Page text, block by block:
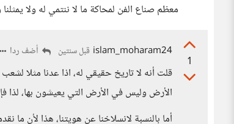
معظم صناع الفن لمحاكة ما لا ننتمي له ولا
1
islam_moharam24 قبل سنتين أضف ردا
قلت أنه لا تاريخ حقيقي له، اذا عدنا مثلا
الأرض وليس في الأرض التي يعيشون بها، لذا
أما بالنسبة لانسلاخنا عن هويتنا، هذا لأن